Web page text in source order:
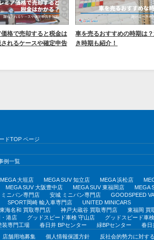
格で売却すると税金は
れるケースや確定申告
車を売るおすすめの時期は
き時期も紹介！
ドTOP ページ
例一覧
MEGA 大垣店 MEGA SUV 知立店 MEGA 浜松店
MEGA SUV 大阪豊中店 MEGA SUV 東福岡店 MEGA
ミニバン専門店 安城 ミニバン専門店 GOODSPEED
SPORT岡崎 輸入車専門店
UNITED MINICARS
東海名和 買取専門店 神戸大蔵谷 買取専門店
東福岡 買
港店
グッドスピード車検 守山店 グッドスピード車
装専門工場
春日井 BPセンター 緑BPセンター
春日
店舗用地募集 個人情報保護方針 反社会的勢力に対す